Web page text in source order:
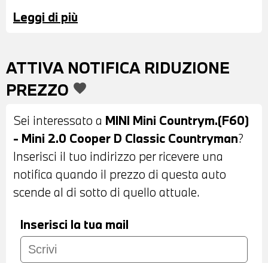
RETROVISORI ESTERNI RIPIEGABILI
BLACK EXTERIEUR - SENSORI DI
PARCHEGGIO POSTERIORI - COMFORT
ANTRACITE - VOLANTE SPORTIVO IN
PELLE CON COMANDI MULTIFUNZIONE -
CRUISE CONTROL - CAMBIO MANUALE -
DRIVING ASSISTANT - MINI DRIVING
MODES - NAVIGATORE - BLUETOOTH -
USB - COMPATIBILITA' CON CONNECTED
DRIVE SERVICES - TELESERVICES -
CHIAMATA DI EMERGENZA -
Leggi di più
ATTIVA NOTIFICA RIDUZIONE
PREZZO favorite
Sei interessato a MINI Mini Countrym.(F60)
- Mini 2.0 Cooper D Classic Countryman?
Inserisci il tuo indirizzo per ricevere una
notifica quando il prezzo di questa auto
scende al di sotto di quello attuale.
Inserisci la tua mail